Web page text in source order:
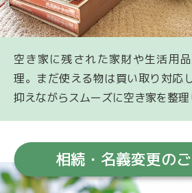
空き家に残された家財や生活用
理。まだ使える物は買い取り対応
抑えながらスムーズに空き家を整理
相続・名義変更の